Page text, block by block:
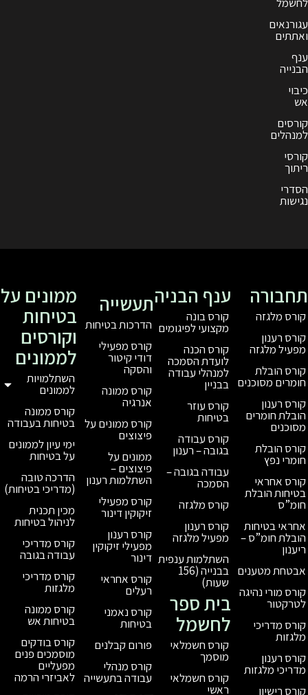
ענף הבניה
קורס בונה
מקצועי לפיגומים
קורס הכנה
למנהלי עבודה
בבניין
קורס עוזר
בטיחות
בגובה – רענון
הסמכה
קורס מלגזה
קורס רענון
מפעיל מלגזה
השתלמות ענפית
בבנייה (156
בית ספר
לחשמל
קורס חשמלאי
מוסמך
קורס חשמלאי
ראשי
תעשייה
הדרכות בטיחות
קורס מפעילי
דודי קיטור
והסקה
קורס ממונה
אנרגיה
קורס ממונים על
פיצוצים
ממונים על
פיצוצים –
השתלמות רענון
קורס מפעילי
זיקוקין דינור
קורס רענון
מפעילי זיקוקין
דינור
קורס אחראי
רעלים
קורס נאמני
בטיחות
פורום קבלנים
קורס מנהלי
עבודה בתעשייה
ממונים על
בטיחות
וקורסים
לממונים
השתלמויות
לממונים
קורס ממונה
בטיחות בעבודה
ימי עיון לממונים
על בטיחות
הדרכה טובה
(מדריכי בטיחות)
מכין תכנית
לניהול בטיחות
קורס מדריכי
עבודה בגובה
קורס מדריכי
מלגזות
קורס ממונה
בטיחות אש
קורס בודקים
מוסמכים פנים
מפעליים
לאביזרי הרמה